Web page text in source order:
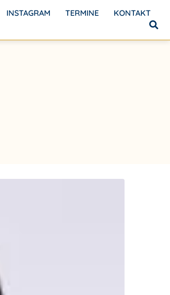
INSTAGRAM TERMINE KONTAKT